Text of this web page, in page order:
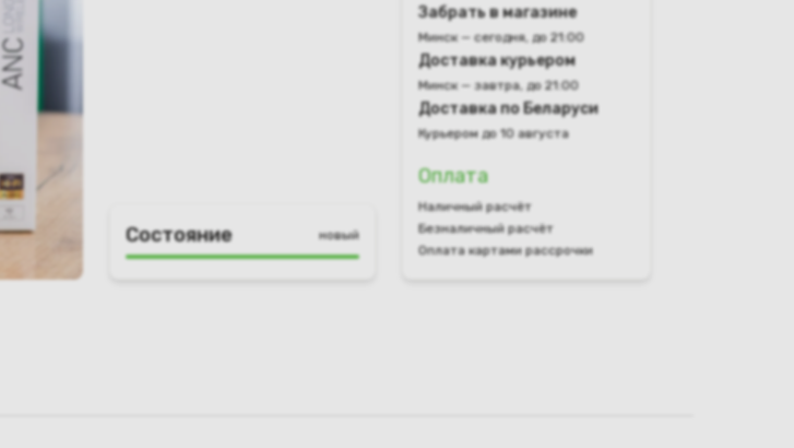
Состояние новый
Забрать в магазине
Минск — сегодня, до 21:00
Доставка курьером
Минск — завтра, до 21:00
Доставка по Беларуси
Курьером до 10 августа
Оплата
Наличный расчёт
Безналичный расчёт
Оплата картами рассрочки